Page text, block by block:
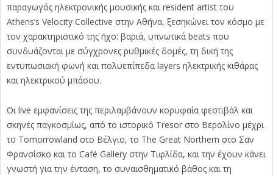
παραγωγός ηλεκτρονικής μουσικής και resident artist του
Athens’s Velocity Collective στην Αθήνα, ξεσηκώνει τον κόσμο με
τον χαρακτηριστικό της ήχο: βαριά, υπνωτικά beats που
συνδυάζονται με σύγχρονες ρυθμικές δομές, τη δική της
εντυπωσιακή φωνή και πολυεπίπεδα layers ηλεκτρικής κιθάρας
και ηλεκτρικού μπάσου.
Οι live εμφανίσεις της περιλαμβάνουν κορυφαία φεστιβάλ και
σκηνές παγκοσμίως, από το ιστορικό Tresor στο Βερολίνο μέχρι
το Tomorrowland στο Βέλγιο, το The Great Northern στο Σαν
Φρανσίσκο και το Café Gallery στην Τιφλίδα, και την έχουν κάνει
γνωστή για την ένταση, το συναισθηματικό βάθος και τη